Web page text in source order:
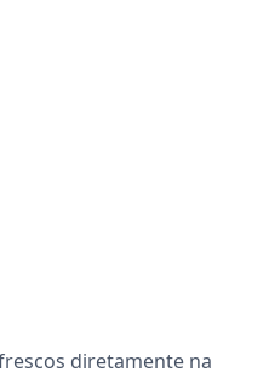
diretamente na